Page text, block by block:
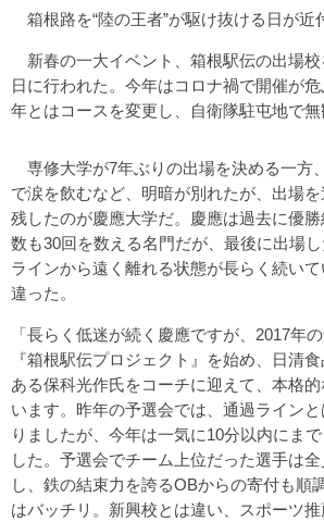
箱根路を“陸の王者”が駆け抜ける日が近
新春の一大イベント、箱根駅伝の出場
日に行われた。今年はコロナ禍で開催が
年とはコースを変更し、自衛隊駐屯地で無
専修大学が7年ぶりの出場を決める一方
で涙を飲むなど、明暗が別れたが、出場
残したのが慶應大学だ。慶應は過去に優
数も30回を数える名門だが、最後に出場
ラインから遠く離れる状態が長らく続い
違った。
「長らく低迷が続く慶應ですが、2017年
『箱根駅伝プロジェクト』を始め、日清
ある保科光作氏をコーチに迎えて、本格
います。昨年の予選会では、通過ライン
りましたが、今年は一気に10分以内にま
した。予選会でチーム上位だった選手は
し、鉄の結束力を誇るOBからの寄付も順
はバッチリ。新興校とは違い、スポーツ